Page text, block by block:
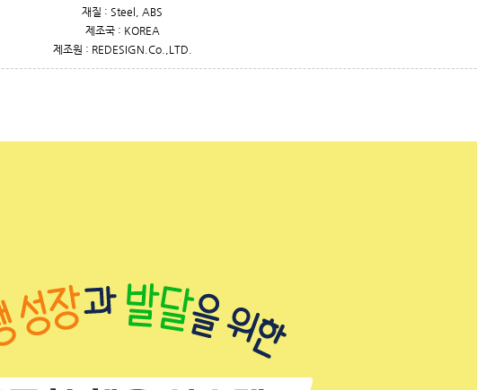
재질 : Steel, ABS
제조국 : KOREA
제조원 : REDESIGN.Co.,LTD.